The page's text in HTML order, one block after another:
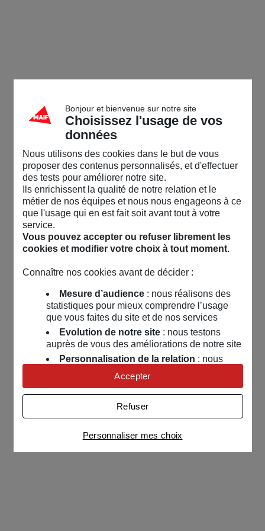
Bonjour et bienvenue sur notre site
Choisissez l'usage de vos
données
Nous utilisons des cookies dans le but de vous
proposer des contenus personnalisés, et d'effectuer
des tests pour améliorer notre site.
Ils enrichissent la qualité de notre relation et le
métier de nos équipes et nous nous engageons à ce
que l'usage qui en est fait soit avant tout à votre
service.
Vous pouvez accepter ou refuser librement les
cookies et modifier votre choix à tout moment.
Connaître nos cookies avant de décider :
Mesure d’audience: nous réalisons des
statistiques pour mieux comprendre l’usage
que vous faites du site et de nos services
Evolution de notre site: nous testons
auprès de vous des améliorations de notre site
Personnalisation de la relation : nous
nous servons de cookies pour adapter nos
contenus et personnaliser nos offres
Univers publicitaire: nous utilisons avec
nos partenaires des cookies pour afficher des
publicités personnalisées
Connaître notre politique cookies et la liste de nos
partenaires
Personnaliser mes choix
Refuser
Accepter